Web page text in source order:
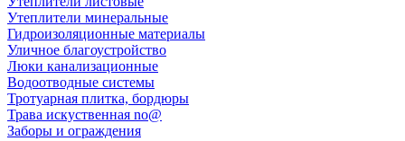
Утеплители минеральные
Гидроизоляционные материалы
Уличное благоустройство
Люки канализационные
Водоотводные системы
Тротуарная плитка, бордюры
Трава искуственная no@
Заборы и ограждения